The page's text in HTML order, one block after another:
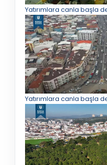
Yatırımlara canla başla
Yatırımlara canla başla